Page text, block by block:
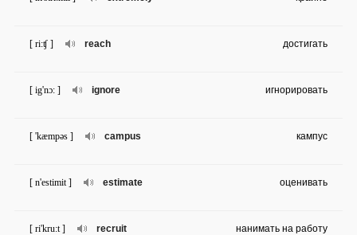
reach
[ ri:ʧ ] достигать
ignore
[ ig'nɔ: ] игнорировать
campus
[ 'kæmpəs ] кампус
estimate
[ n'estimit ] оценивать
recruit
[ ri'kru:t ] нанимать на работу